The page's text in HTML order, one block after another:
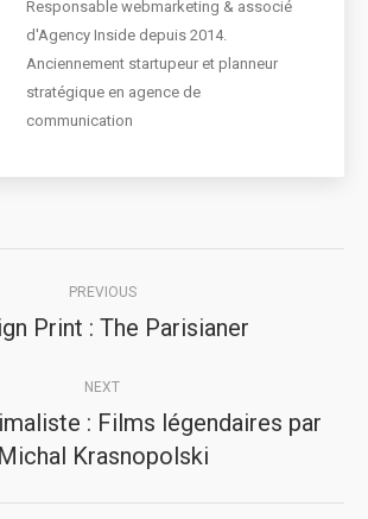
Responsable webmarketing & associé
d'Agency Inside depuis 2014.
Anciennement startupeur et planneur
stratégique en agence de
communication
PREVIOUS
Previous
Print : The Parisianer
NEXT
Next
post:
: Films légendaires par
Michal Krasnopolski